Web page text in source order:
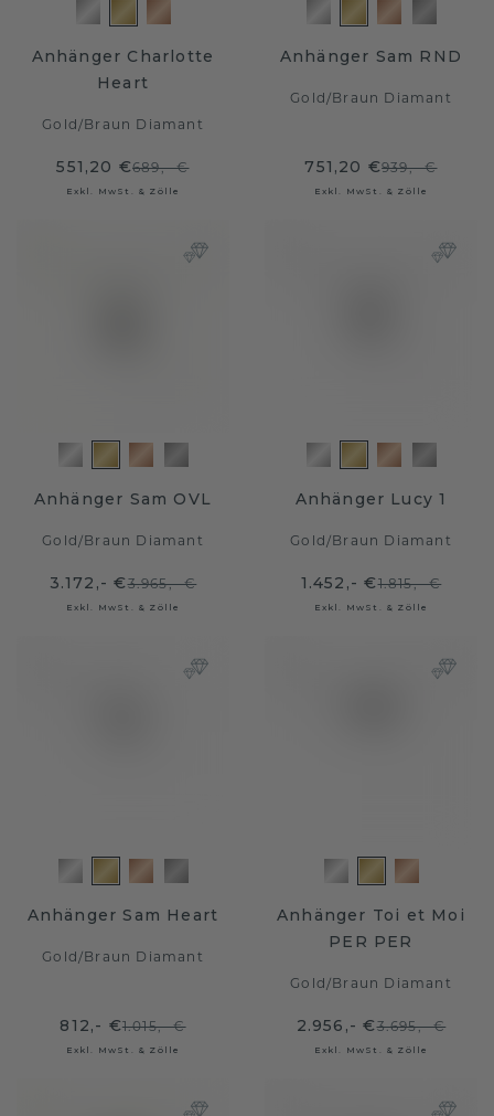
Anhänger Charlotte
Heart
Gold/Braun Diamant
551,20 €689,- €
Exkl. MwSt. & Zölle
Anhänger Sam RND
Gold/Braun Diamant
751,20 €939,- €
Exkl. MwSt. & Zölle
Anhänger Sam OVL
Gold/Braun Diamant
3.172,- €3.965,- €
Exkl. MwSt. & Zölle
Anhänger Lucy 1
Gold/Braun Diamant
1.452,- €1.815,- €
Exkl. MwSt. & Zölle
Anhänger Sam Heart
Gold/Braun Diamant
812,- €1.015,- €
Exkl. MwSt. & Zölle
Anhänger Toi et Moi
PER PER
Gold/Braun Diamant
2.956,- €3.695,- €
Exkl. MwSt. & Zölle